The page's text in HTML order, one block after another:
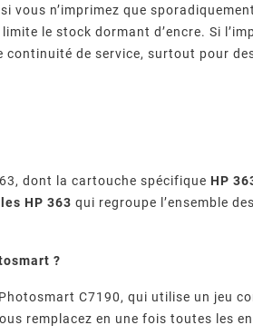
vous n’imprimez que
le stock dormant d’encre. Si
continuité de service, surtout pour
dont la cartouche spécifique HP
HP 363 qui regroupe l’ensemble
?
C7190, qui utilise un jeu
remplacez en une fois toutes les